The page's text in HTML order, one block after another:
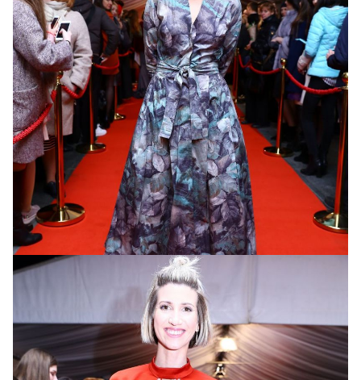
Александра Кольцова (группа «Крихітка»)в
наряде от Алины Малюшкиной (AM)